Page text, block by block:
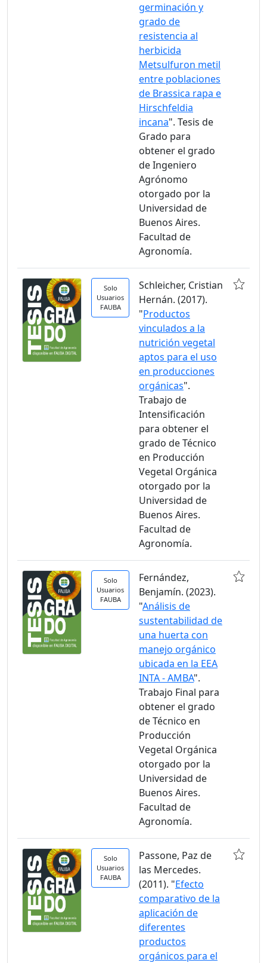
germinación y
grado de
resistencia al
herbicida
Metsulfuron metil
entre poblaciones
de Brassica rapa e
Hirschfeldia
incana". Tesis de
Grado para
obtener el grado
de Ingeniero
Agrónomo
otorgado por la
Universidad de
Buenos Aires.
Facultad de
Agronomía.
Solo
Usuarios
FAUBA
Schleicher, Cristian
Hernán. (2017).
"Productos
vinculados a la
nutrición vegetal
aptos para el uso
en producciones
orgánicas".
Trabajo de
Intensificación
para obtener el
grado de Técnico
en Producción
Vegetal Orgánica
otorgado por la
Universidad de
Buenos Aires.
Facultad de
Agronomía.
Solo
Usuarios
FAUBA
Fernández,
Benjamín. (2023).
"Análisis de
sustentabilidad de
una huerta con
manejo orgánico
ubicada en la EEA
INTA - AMBA".
Trabajo Final para
obtener el grado
de Técnico en
Producción
Vegetal Orgánica
otorgado por la
Universidad de
Buenos Aires.
Facultad de
Agronomía.
Solo
Usuarios
FAUBA
Passone, Paz de
las Mercedes.
(2011). "Efecto
comparativo de la
aplicación de
diferentes
productos
orgánicos para el